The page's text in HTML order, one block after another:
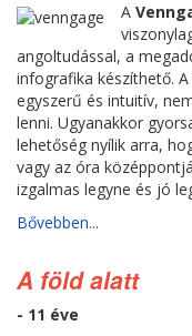
A
angoltudással, a
infografika készíthető. A
egyszerű és intuitív,
lenni. Ugyanakkor
lehetőség nyílik arra,
vagy az óra
izgalmas legyne és jó
Bővebben...
A föld alatt
- 11 éve